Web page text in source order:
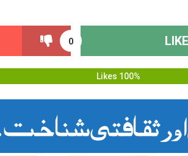
LIKE
0
100% Likes
ثقافتی شناخت